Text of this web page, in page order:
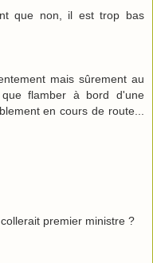
que non, il est trop bas
mais sûrement au
flamber à bord d'une
en cours de route...
premier ministre ?